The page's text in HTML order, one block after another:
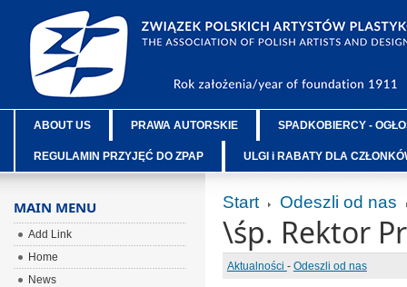
ABOUT US PRAWA AUTORSKIE SPADKOBIERCY -
REGULAMIN PRZYJĘĆ DO ZPAP ULGI i RABATY DLA
Start Odeszli od nas
\śp. Rektor
Aktualności - Odeszli od nas
MAIN MENU
Add Link
Home
News